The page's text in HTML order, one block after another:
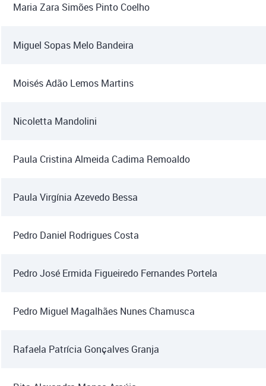
Maria Zara Simões Pinto Coelho
Miguel Sopas Melo Bandeira
Moisés Adão Lemos Martins
Nicoletta Mandolini
Paula Cristina Almeida Cadima Remoaldo
Paula Virgínia Azevedo Bessa
Pedro Daniel Rodrigues Costa
Pedro José Ermida Figueiredo Fernandes Portela
Pedro Miguel Magalhães Nunes Chamusca
Rafaela Patrícia Gonçalves Granja